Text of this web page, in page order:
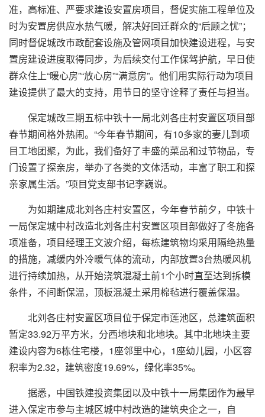
准，高标准、严要求建设安置房项目，督促实施工程单位及
时为安置房供应水热气暖，解决好回迁群众的“后顾之忧”；
同时督促城改市政配套设施及管网项目加快建设进程，与安
置房建设进度取得同步，为后续交付工作保驾护航，早日使
群众住上“暖心房”“放心房”“满意房”。他们用实际行动为项目
建设提供了最大的支持，用节日的坚守诠释了责任与担当。
保定城改三期五标中铁十一局北刘各庄村安置区项目部
春节期间格外热闹。“今年春节期间，有10多家的妻儿到项
目工地团聚，为此，我们备好了丰盛的菜品和过节物品，专
门设置了探亲房，举办了各类的文体活动，丰富了职工和探
亲家属生活。”项目党支部书记李巍说。
为如期建成北刘各庄村安置区，今年春节前夕，中铁十
一局保定城中村改造北刘各庄村安置区项目部做好了冬施各
项准备，项目经理王文波介绍，每栋建筑物均采用隔绝热量
的措施，减缓内外冷暖气体的流动，内部放置3台热暖风机
进行持续加热，从开始浇筑混凝土前1个小时直至达到拆模
条件，不间断保温，顶板混凝土采用棉毡进行覆盖保温。
北刘各庄村安置区项目位于保定市莲池区，总建筑面积
暂定33.92万平方米，分西地块和北地块。其中北地块主要
建设内容为6栋住宅楼，1座邻里中心，1座幼儿园，小区容
积率为2.32，建筑密度19.69%，绿化率35%。
据悉，中国铁建投资集团以及中铁十一局集团作为最早
进入保定市参与主城区城中村改造的建筑央企之一，自